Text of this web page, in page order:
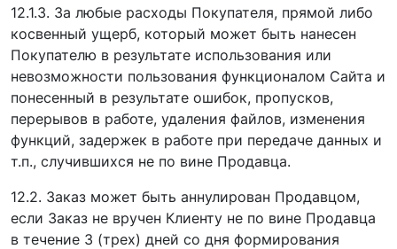
12.1.3. За любые расходы Покупателя, прямой либо
косвенный ущерб, который может быть нанесен
Покупателю в результате использования или
невозможности пользования функционалом Сайта и
понесенный в результате ошибок, пропусков,
перерывов в работе, удаления файлов, изменения
функций, задержек в работе при передаче данных и
т.п., случившихся не по вине Продавца.
12.2. Заказ может быть аннулирован Продавцом,
если Заказ не вручен Клиенту не по вине Продавца
в течение 3 (трех) дней со дня формирования